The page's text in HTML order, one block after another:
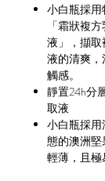
小白瓶採
「霜狀複
液」，擷
液的清爽
觸感。
靜置24h分
取液
小白瓶採
態的澳洲
輕薄，且極